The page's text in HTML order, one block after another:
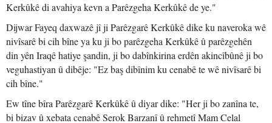
Kerkûkê di avahiya kevn a Parêzgeha Kerkûkê de ye."
Dijwar Fayeq daxwazê jî ji Parêzgarê Kerkûkê dike ku naveroka wê
nivîsarê bi cih bîne ya ku ji bo parêzgeha Kerkûkê û parêzgehên
din yên Iraqê hatiye şandin, ji bo dabînkirina erdên akincîbûnê ji bo
veguhastiyan û dibêje: "Ez baş dibînim ku cenabê te wê nivîsarê bi
cih bîne."
Ew tîne bîra Parêzgarê Kerkûkê û diyar dike: "Her ji bo zanîna te,
bi bizav û xebata cenabê Serok Barzanî û rehmetî Mam Celal